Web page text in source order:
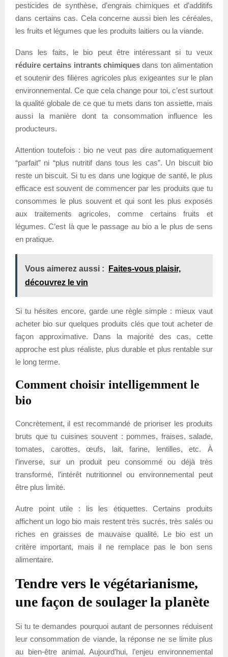
pesticides de synthèse, d’engrais chimiques et d’additifs
dans certains cas. Cela concerne aussi bien les céréales,
les fruits et légumes que les produits laitiers ou la viande.
Dans les faits, le bio peut être intéressant si tu veux
réduire certains intrants chimiques dans ton alimentation
et soutenir des filières agricoles plus exigeantes sur le plan
environnemental. Ce que cela change pour toi, c’est surtout
la qualité globale de ce que tu mets dans ton assiette, mais
aussi la manière dont ta consommation influence les
producteurs.
Attention toutefois : bio ne veut pas dire automatiquement
“parfait” ni “plus nutritif dans tous les cas”. Un biscuit bio
reste un biscuit. Si tu es dans une logique de santé, le plus
efficace est souvent de commencer par les produits que tu
consommes le plus souvent et qui sont les plus exposés
aux traitements agricoles, comme certains fruits et
légumes. C’est là que le passage au bio a le plus de sens
en pratique.
Vous aimerez aussi :
Faites-vous plaisir,
découvrez le vin
Si tu hésites encore, garde une règle simple : mieux vaut
acheter bio sur quelques produits clés que tout acheter de
façon approximative. Dans la majorité des cas, cette
approche est plus réaliste, plus durable et plus rentable sur
le long terme.
Comment choisir intelligemment le
bio
Concrètement, il est recommandé de prioriser les produits
bruts que tu cuisines souvent : pommes, fraises, salade,
tomates, carottes, œufs, lait, farine, lentilles, etc. À
l’inverse, sur un produit peu consommé ou déjà très
transformé, l’intérêt nutritionnel ou environnemental peut
être plus limité.
Autre point utile : lis les étiquettes. Certains produits
affichent un logo bio mais restent très sucrés, très salés ou
riches en graisses de mauvaise qualité. Le bio est un
critère important, mais il ne remplace pas le bon sens
alimentaire.
Tendre vers le végétarianisme,
une façon de soulager la planète
Si tu te demandes pourquoi autant de personnes réduisent
leur consommation de viande, la réponse ne se limite plus
au bien-être animal. Aujourd’hui, l’enjeu environnemental